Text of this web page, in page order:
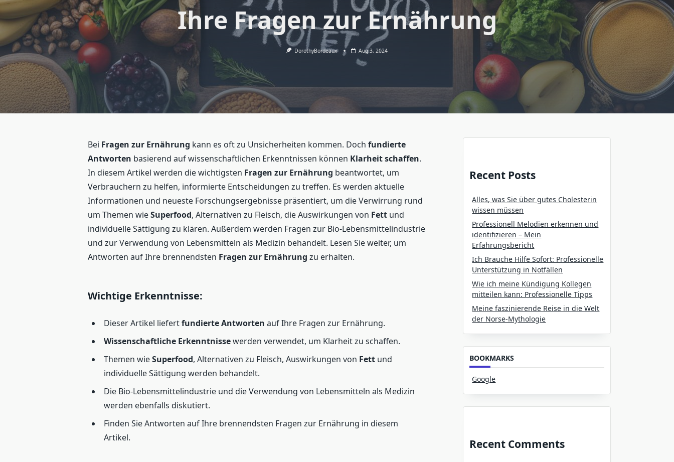
Ihre Fragen zur Ernährung
DorothyBordeaux Aug 3, 2024
Bei Fragen zur Ernährung kann es oft zu Unsicherheiten kommen. Dochfundierte
Antworten basierend auf wissenschaftlichen Erkenntnissen können Klarheit schaffen.
In diesem Artikel werden die wichtigsten Fragen zur Ernährung beantwortet, um
Verbrauchern zu helfen, informierte Entscheidungen zu treffen. Es werden aktuelle
Informationen und neueste Forschungsergebnisse präsentiert, um die Verwirrung rund
um Themen wieSuperfood, Alternativen zu Fleisch, die Auswirkungen von Fett und
individuelle Sättigung zu klären. Außerdem werden Fragen zur Bio-Lebensmittelindustrie
und zur Verwendung von Lebensmitteln als Medizin behandelt. Lesen Sie weiter, um
Antworten auf Ihre brennendsten Fragen zur Ernährung zu erhalten.
Wichtige Erkenntnisse:
Dieser Artikel liefertfundierte Antworten auf Ihre Fragen zur Ernährung.
Wissenschaftliche Erkenntnissewerden verwendet, um Klarheit zu schaffen.
Themen wieSuperfood, Alternativen zu Fleisch, Auswirkungen von Fett und
individuelle Sättigung werden behandelt.
Die Bio-Lebensmittelindustrie und die Verwendung von Lebensmitteln als Medizin
werden ebenfalls diskutiert.
Finden Sie Antworten auf Ihre brennendsten Fragen zur Ernährung in diesem
Artikel.
Recent Posts
Alles, was Sie über gutes Cholesterin
wissen müssen
Professionell Melodien erkennen und
identifizieren – Mein
Erfahrungsbericht
Ich Brauche Hilfe Sofort: Professionelle
Unterstützung in Notfällen
Wie ich meine Kündigung Kollegen
mitteilen kann: Professionelle Tipps
Meine faszinierende Reise in die Welt
der Norse-Mythologie
BOOKMARKS
Google
Recent Comments